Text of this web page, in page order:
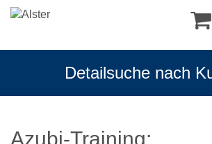
Detailsuche nach
Azubi-Training: